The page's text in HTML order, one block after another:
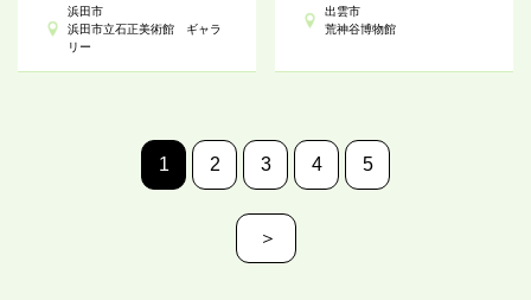
浜田市
浜田市立石正美術館 ギャラ
リー
出雲市
荒神谷博物館
1 2 3 4 5
＞